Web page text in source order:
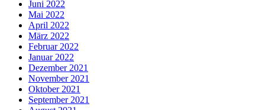
Juni 2022
Mai 2022
April 2022
März 2022
Februar 2022
Januar 2022
Dezember 2021
November 2021
Oktober 2021
September 2021